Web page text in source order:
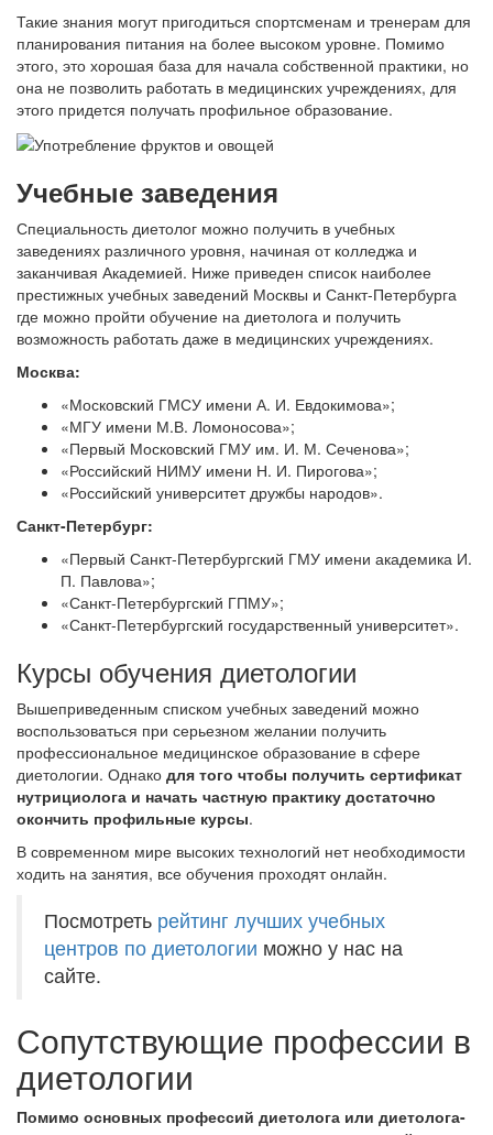
Такие знания могут пригодиться спортсменам и тренерам для
планирования питания на более высоком уровне. Помимо
этого, это хорошая база для начала собственной практики, но
она не позволить работать в медицинских учреждениях, для
этого придется получать профильное образование.
Учебные заведения
Специальность диетолог можно получить в учебных
заведениях различного уровня, начиная от колледжа и
заканчивая Академией. Ниже приведен список наиболее
престижных учебных заведений Москвы и Санкт-Петербурга
где можно пройти обучение на диетолога и получить
возможность работать даже в медицинских учреждениях.
Москва:
«Московский ГМСУ имени А. И. Евдокимова»;
«МГУ имени М.В. Ломоносова»;
«Первый Московский ГМУ им. И. М. Сеченова»;
«Российский НИМУ имени Н. И. Пирогова»;
«Российский университет дружбы народов».
Санкт-Петербург:
«Первый Санкт-Петербургский ГМУ имени академика И.
П. Павлова»;
«Санкт-Петербургский ГПМУ»;
«Санкт-Петербургский государственный университет».
Курсы обучения диетологии
Вышеприведенным списком учебных заведений можно
воспользоваться при серьезном желании получить
профессиональное медицинское образование в сфере
диетологии. Однако для того чтобы получить сертификат
нутрициолога и начать частную практику достаточно
окончить профильные курсы.
В современном мире высоких технологий нет необходимости
ходить на занятия, все обучения проходят онлайн.
Посмотреть рейтинг лучших учебных
центров по диетологии можно у нас на
сайте.
Сопутствующие профессии в
диетологии
Помимо основных профессий диетолога или диетолога-